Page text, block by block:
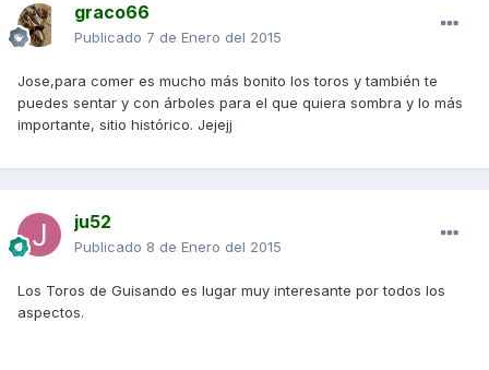
graco66
Publicado 7 de Enero del 2015
Jose,para comer es mucho más bonito los toros y también te
puedes sentar y con árboles para el que quiera sombra y lo más
importante, sitio histórico. Jejejj
ju52
Publicado 8 de Enero del 2015
Los Toros de Guisando es lugar muy interesante por todos los
aspectos.